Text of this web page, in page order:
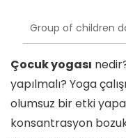
Group of children
Çocuk yogası
yapılmalı? Yoga
olumsuz bir etki
konsantrasyon